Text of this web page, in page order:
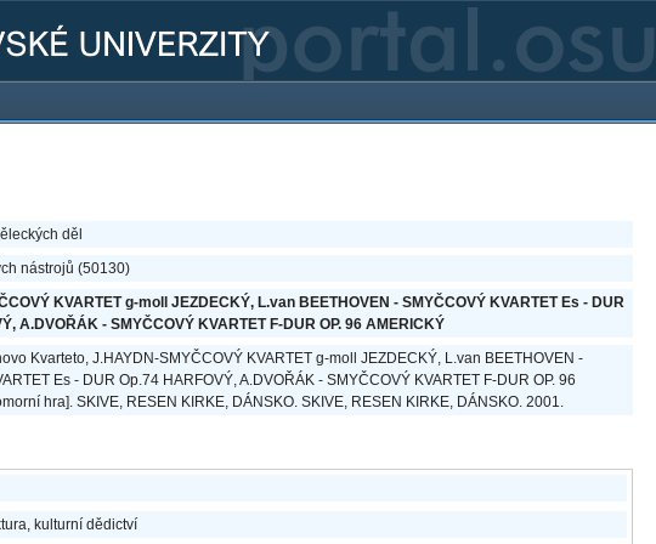
děl
nástrojů (50130)
KVARTET g-moll JEZDECKÝ, L.van BEETHOVEN - SMYČCOVÝ KVARTET Es - DUR
A.DVOŘÁK - SMYČCOVÝ KVARTET F-DUR OP. 96 AMERICKÝ
Kvarteto, J.HAYDN-SMYČCOVÝ KVARTET g-moll JEZDECKÝ, L.van BEETHOVEN -
Es - DUR Op.74 HARFOVÝ, A.DVOŘÁK - SMYČCOVÝ KVARTET F-DUR OP. 96
hra]. SKIVE, RESEN KIRKE, DÁNSKO. SKIVE, RESEN KIRKE, DÁNSKO. 2001.
kulturní dědictví